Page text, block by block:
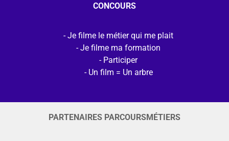
CONCOURS
Je filme le métier qui me plait
Je filme ma formation
Participer
Un film = Un arbre
PARTENAIRES PARCOURSMÉTIERS